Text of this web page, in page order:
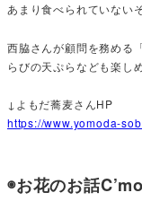
あまり食べられていない
西脇さんが顧問を務める
らびの天ぷらなども楽し
↓よもだ蕎麦さんHP
https://www.yomoda-
◉お花のお話